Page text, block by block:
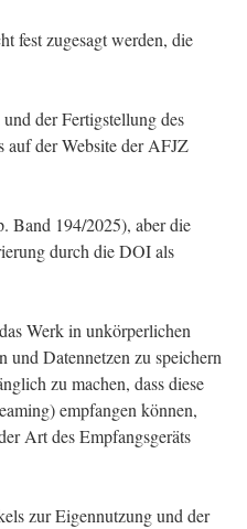
fest zugesagt werden, die
der Fertigstellung des
auf der Website der AFJZ
Band 194/2025), aber die
durch die DOI als
Werk in unkörperlichen
Datennetzen zu speichern
zu machen, dass diese
empfangen können,
Art des Empfangsgeräts
zur Eigennutzung und der